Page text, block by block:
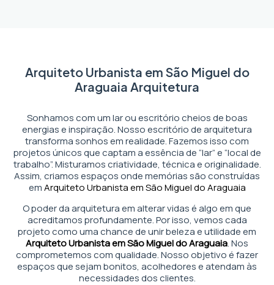
Arquiteto Urbanista em São Miguel do
Araguaia Arquitetura
Sonhamos com um lar ou escritório cheios de boas
energias e inspiração. Nosso escritório de arquitetura
transforma sonhos em realidade. Fazemos isso com
projetos únicos que captam a essência de “lar” e “local de
trabalho”. Misturamos criatividade, técnica e originalidade.
Assim, criamos espaços onde memórias são construídas
emArquiteto Urbanista em São Miguel do Araguaia
O poder da arquitetura em alterar vidas é algo em que
acreditamos profundamente. Por isso, vemos cada
projeto como uma chance de unir beleza e utilidade em
Arquiteto Urbanista em São Miguel do Araguaia. Nos
comprometemos com qualidade. Nosso objetivo é fazer
espaços que sejam bonitos, acolhedores e atendam às
necessidades dos clientes.